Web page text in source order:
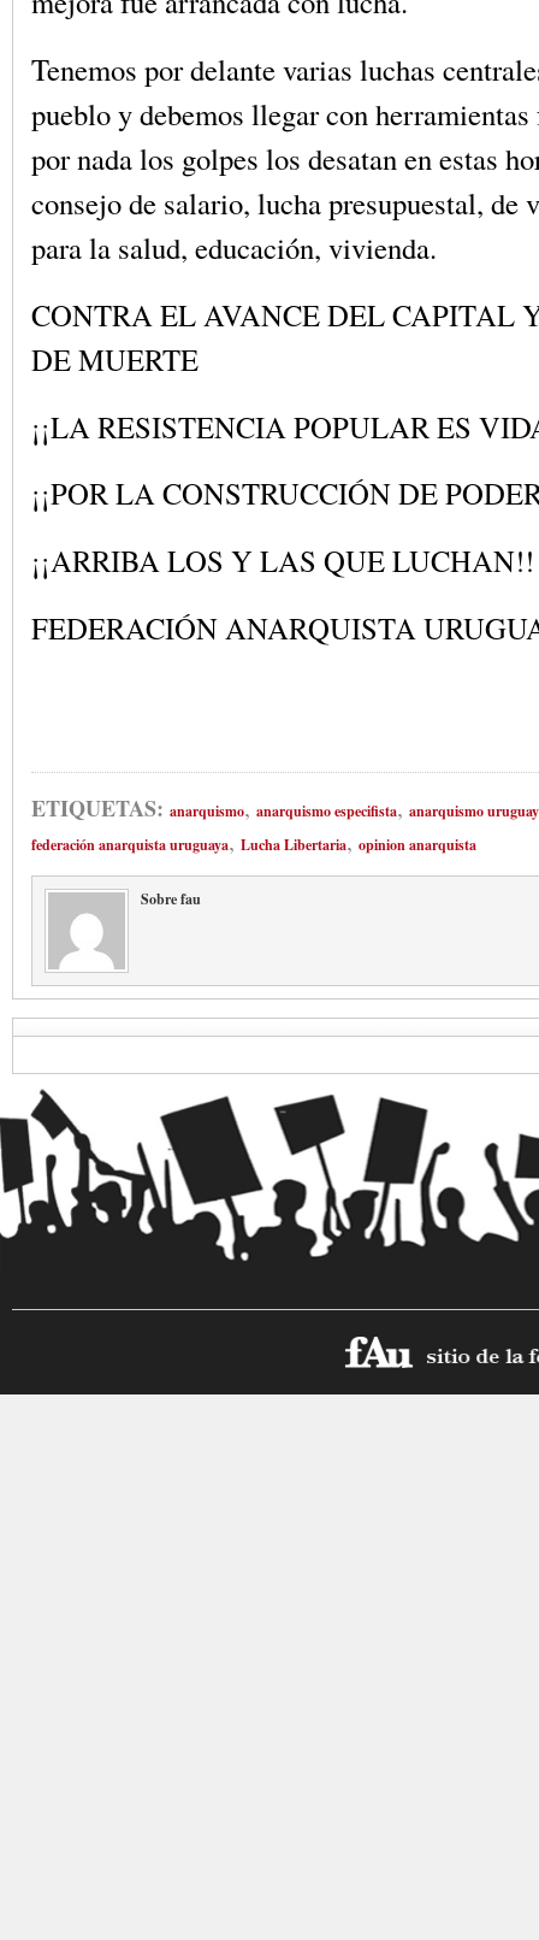
Tenemos por delante varias luchas
pueblo y debemos llegar con
por nada los golpes los desatan en estas
consejo de salario, lucha presupuestal,
para la salud, educación, vivienda.
CONTRA EL AVANCE DEL CAPITAL
DE MUERTE
¡¡LA RESISTENCIA POPULAR ES
¡¡POR LA CONSTRUCCIÓN DE
¡¡ARRIBA LOS Y LAS QUE LUCHAN!!
FEDERACIÓN ANARQUISTA
ETIQUETAS: anarquismo, anarquismo especifista, anarquismo uruguay
federación anarquista uruguaya, Lucha Libertaria, opinion anarquista
Sobre fau